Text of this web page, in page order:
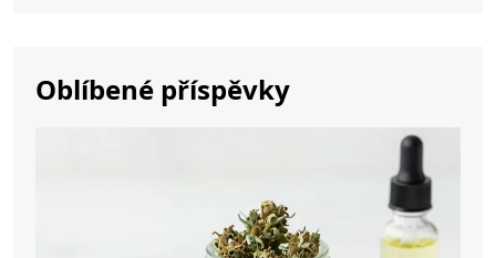
Oblíbené příspěvky